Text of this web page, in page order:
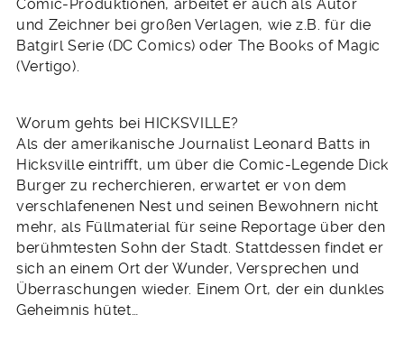
Comic-Produktionen, arbeitet er auch als Autor
und Zeichner bei großen Verlagen, wie z.B. für die
Batgirl Serie (DC Comics) oder The Books of Magic
(Vertigo).
Worum gehts bei HICKSVILLE?
Als der amerikanische Journalist Leonard Batts in
Hicksville eintrifft, um über die Comic-Legende Dick
Burger zu recherchieren, erwartet er von dem
verschlafenenen Nest und seinen Bewohnern nicht
mehr, als Füllmaterial für seine Reportage über den
berühmtesten Sohn der Stadt. Stattdessen findet er
sich an einem Ort der Wunder, Versprechen und
Überraschungen wieder. Einem Ort, der ein dunkles
Geheimnis hütet…